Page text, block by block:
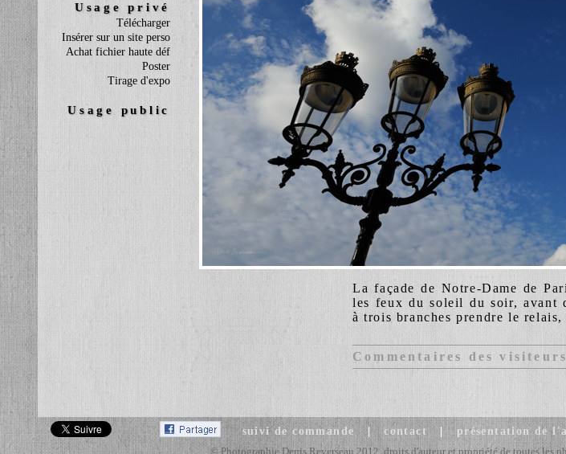
Usage privé
Télécharger
Insérer sur un site perso
Achat fichier haute déf
Poster
Tirage d'expo
Usage public
La façade de Notre-Dame de
les feux du soleil du soir, avant
à trois branches prendre le
Commentaires des visiteurs
suivi de commande |contact | présentation de
© Photographie Denis Reverseau 2012, droits d'auteur et propriété de toutes les